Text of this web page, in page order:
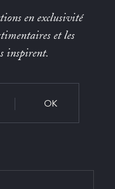
en exclusivité
et les
inspirent.
OK